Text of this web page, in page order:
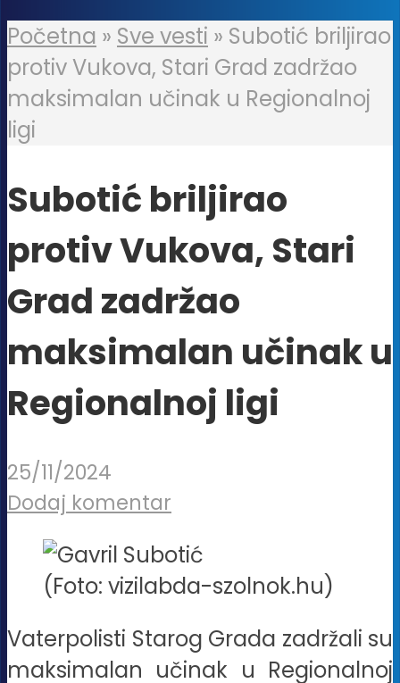
Početna » Sve vesti » Subotić briljirao
protiv Vukova, Stari Grad zadržao
maksimalan učinak u Regionalnoj
ligi
Subotić briljirao
protiv Vukova, Stari
Grad zadržao
maksimalan učinak u
Regionalnoj ligi
25/11/2024
Dodaj komentar
(Foto: vizilabda-szolnok.hu)
Vaterpolisti Starog Grada zadržali su
maksimalan učinak u Regionalnoj